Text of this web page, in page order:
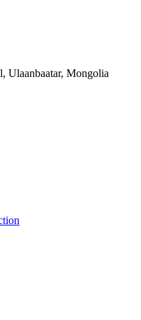
Ulaanbaatar, Mongolia